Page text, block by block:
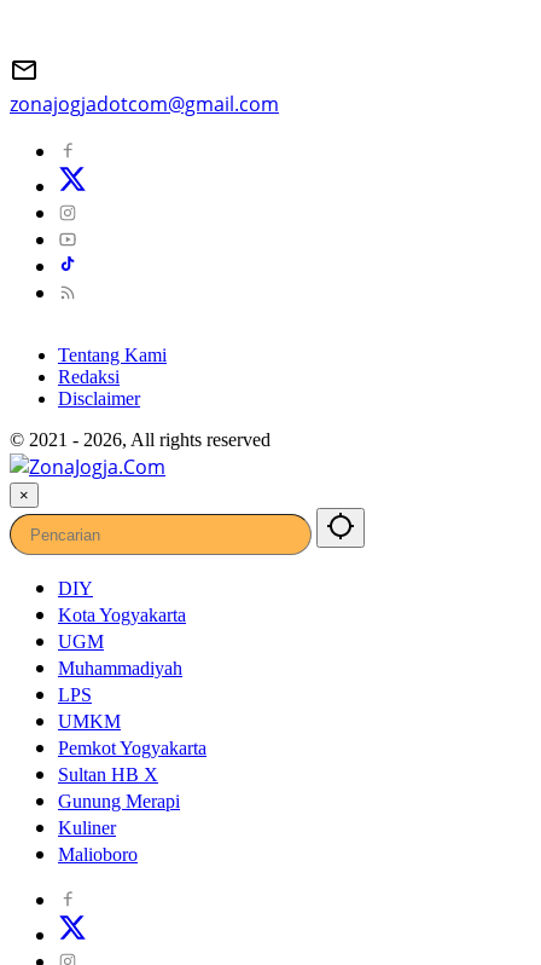
zonajogjadotcom@gmail.com
Tentang Kami
Redaksi
Disclaimer
© 2021 - 2026, All rights reserved
×
DIY
Kota Yogyakarta
UGM
Muhammadiyah
LPS
UMKM
Pemkot Yogyakarta
Sultan HB X
Gunung Merapi
Kuliner
Malioboro